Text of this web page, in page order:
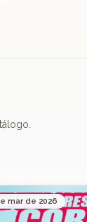
mar de 2026